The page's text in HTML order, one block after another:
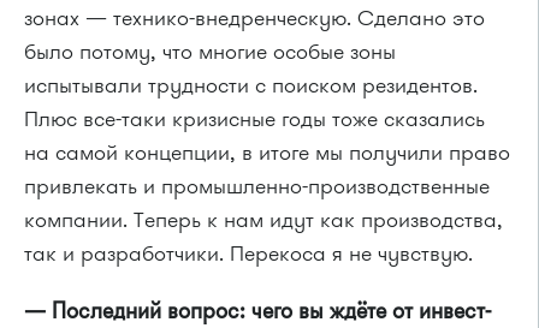
зонах — технико-внедренческую. Сделано это
было потому, что многие особые зоны
испытывали трудности с поиском резидентов.
Плюс все-таки кризисные годы тоже сказались
на самой концепции, в итоге мы получили право
привлекать и промышленно-производственные
компании. Теперь к нам идут как производства,
так и разработчики. Перекоса я не чувствую.
— Последний вопрос: чего вы ждёте от инвест-